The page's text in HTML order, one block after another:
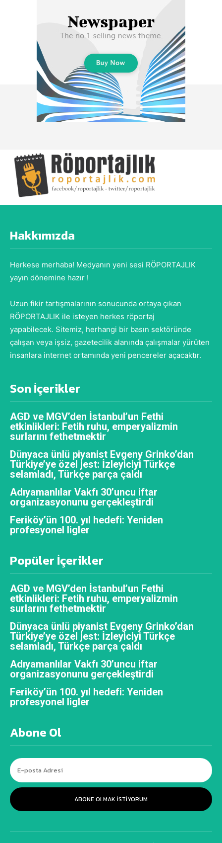
Hakkımızda
Herkese merhaba! Medyanın yeni sesi RÖPORTAJLIK
yayın dönemine hazır !
Uzun fikir tartışmalarının sonucunda ortaya çıkan
RÖPORTAJLIK ile isteyen herkes röportaj
yapabilecek. Sitemiz, herhangi bir basın sektöründe
çalışan veya işsiz, gazetecilik alanında çalışmalar yürüten
insanlara internet ortamında yeni pencereler açacaktır.
Son İçerikler
AGD ve MGV’den İstanbul’un Fethi
etkinlikleri: Fetih ruhu, emperyalizmin
surlarını fethetmektir
Dünyaca ünlü piyanist Evgeny Grinko’dan
Türkiye’ye özel jest: İzleyiciyi Türkçe
selamladı, Türkçe parça çaldı
Adıyamanlılar Vakfı 30’uncu iftar
organizasyonunu gerçekleştirdi
Feriköy’ün 100. yıl hedefi: Yeniden
profesyonel ligler
Popüler İçerikler
AGD ve MGV’den İstanbul’un Fethi
etkinlikleri: Fetih ruhu, emperyalizmin
surlarını fethetmektir
Dünyaca ünlü piyanist Evgeny Grinko’dan
Türkiye’ye özel jest: İzleyiciyi Türkçe
selamladı, Türkçe parça çaldı
Adıyamanlılar Vakfı 30’uncu iftar
organizasyonunu gerçekleştirdi
Feriköy’ün 100. yıl hedefi: Yeniden
profesyonel ligler
Abone Ol
ABONE OLMAK ISTIYORUM